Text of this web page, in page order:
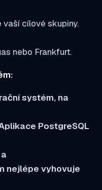
cílové skupiny.
nebo Frankfurt.
systém, na
PostgreSQL
nejlépe vyhovuje